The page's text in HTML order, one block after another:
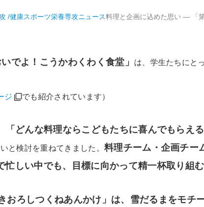
/健康スポーツ栄養専攻ニュース料理と企画に込めた思い ― 「
いでよ！こうかわくわく食堂」 は、学生たちにと
ジ でも紹介されています）
「どんな料理ならこどもたちに喜んでもらえ
と検討を重ねてきました。 料理チーム・企画チー
しい中でも、目標に向かって精一杯取り組む
きおろしつくねあんかけ」は、雪だるまをモチ